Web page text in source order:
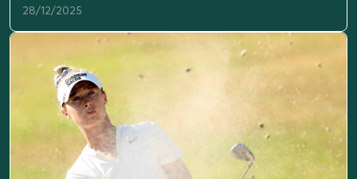
28/12/2025